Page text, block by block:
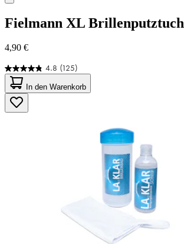
Fielmann XL Brillenputztuch
4,90 €
4.8 (125)
4.8
von
5
Sternen.
125
In den Warenkorb